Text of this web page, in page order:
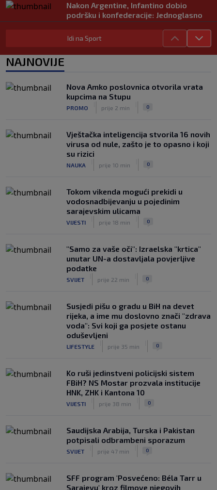
Nakon Argentine, Infantino dobio
podršku i konfederacije: Jednoglasno
ponavljamo podršku predsjedniku
NOGOMET
Pravna bitka Luke Dončića i Anamarije
Goltes seli se u Sloveniju: Spominje se
čak 50 miliona dolara
Idi na Sport
NAJNOVIJE
Nova Amko poslovnica otvorila vrata
kupcima na Stupu
PROMO prije 2 min 0
Vještačka inteligencija stvorila 16 novih
virusa od nule, zašto je to opasno i koji
su rizici
NAUKA prije 10 min 0
Tokom vikenda mogući prekidi u
vodosnadbijevanju u pojedinim
sarajevskim ulicama
VIJESTI prije 18 min 0
"Samo za vaše oči": Izraelska "krtica"
unutar UN-a dostavljala povjerljive
podatke
SVIJET prije 22 min 0
Susjedi pišu o gradu u BiH na devet
rijeka, a ime mu doslovno znači "zdrava
voda": Svi koji ga posjete ostanu
oduševljeni
LIFESTYLE prije 35 min 0
Ko ruši jedinstveni policijski sistem
FBiH? NS Mostar prozvala institucije
HNK, ZHK i Kantona 10
VIJESTI prije 38 min 0
Saudijska Arabija, Turska i Pakistan
potpisali odbrambeni sporazum
SVIJET prije 47 min 0
SFF program 'Posvećeno: Béla Tarr u
Sarajevu' kroz filmove njegovih